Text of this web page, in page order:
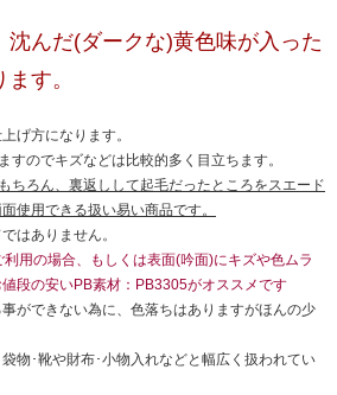
沈んだ(ダークな)黄色味が入った
す。
げ方になります。
すのでキズなどは比較的多く目立ちます。
ちろん、裏返しして起毛だったところをスエード
使用できる扱い易い商品です。
はありません。
用の場合、もしくは表面(吟面)にキズや色ムラ
段の安いPB素材：PB3305がオススメです
ができない為に、色落ちはありますがほんの少
物･靴や財布･小物入れなどと幅広く扱われてい